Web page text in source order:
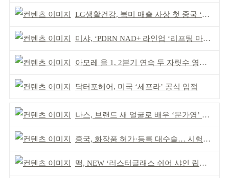
LG생활건강, 북미 매출 사상 첫 중국 ‘추월’
미샤, ‘PDRN NAD+ 라인업 ‘리프팅 마스크’ 출시
아모레 올 1, 2분기 연속 두 자릿수 영업이익률 기록
닥터포헤어, 미국 ‘세포라’ 공식 입점
나스, 브랜드 새 얼굴로 배우 ‘문가영’ 발탁
중국, 화장품 허가·등록 대수술… 시험자료 공용 허용
맥, NEW ‘러스터글래스 쉬어 샤인 립스틱’ 출시